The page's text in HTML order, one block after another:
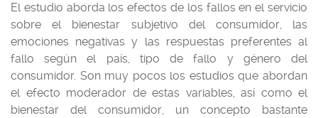
El estudio aborda los efectos de los fallos en el servicio
sobre el bienestar subjetivo del consumidor, las
emociones negativas y las respuestas preferentes al
fallo según el país, tipo de fallo y género del
consumidor. Son muy pocos los estudios que abordan
el efecto moderador de estas variables, así como el
bienestar del consumidor, un concepto bastante